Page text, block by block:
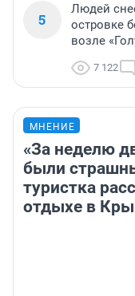
5
Людей
островке
возле
7 122
МНЕНИЕ
«За неделю
были
туристка
отдыхе в